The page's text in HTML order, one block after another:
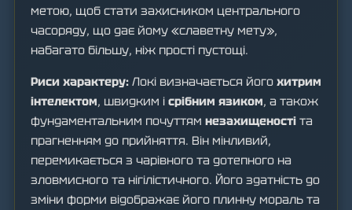
метою, щоб стати захисником центрального
часоряду, що дає йому «славетну мету»,
набагато більшу, ніж прості пустощі.
Риси характеру: Локі визначається його хитрим
інтелектом, швидким і срібним язиком, а також
фундаментальним почуттям незахищеності та
прагненням до прийняття. Він мінливий,
перемикається з чарівного та дотепного на
зловмисного та нігілістичного. Його здатність до
зміни форми відображає його плинну мораль та